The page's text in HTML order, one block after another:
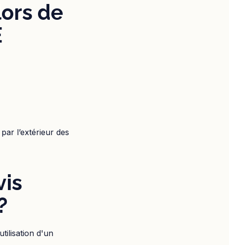
de
l’extérieur des
d'un